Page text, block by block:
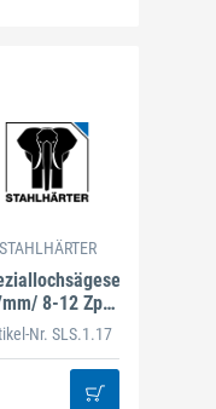
STAHLHÄRTER
8-12 ZpZ
Adapter und
Nr. SLS.1.17